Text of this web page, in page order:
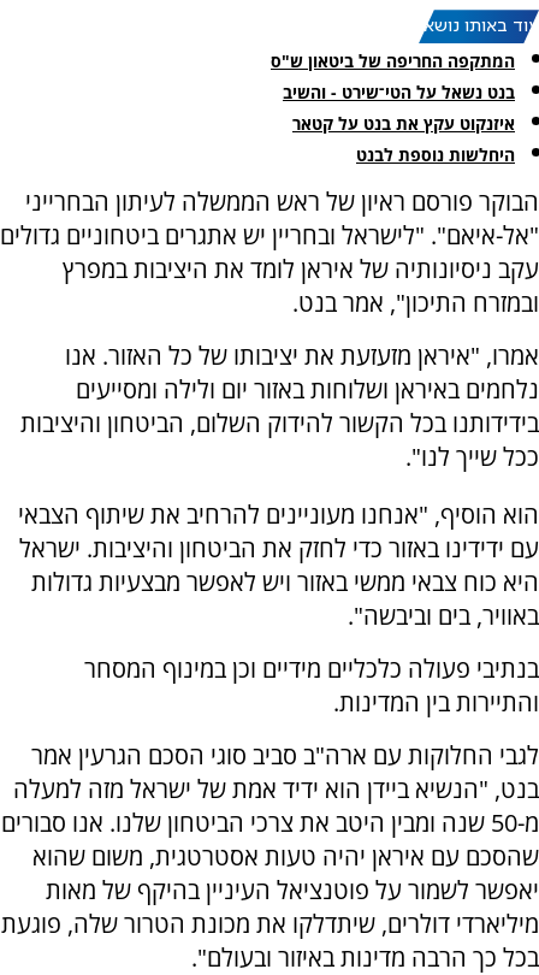
עוד באותו נושא:
המתקפה החריפה של ביטאון ש"ס
בנט נשאל על הטי־שירט - והשיב
איזנקוט עקץ את בנט על קטאר
היחלשות נוספת לבנט
הבוקר פורסם ראיון של ראש הממשלה לעיתון הבחרייני
"אל-איאם". "לישראל ובחריין יש אתגרים ביטחוניים גדולים
עקב ניסיונותיה של איראן לומד את היציבות במפרץ
ובמזרח התיכון", אמר בנט.
אמרו, "איראן מזעזעת את יציבותו של כל האזור. אנו
נלחמים באיראן ושלוחות באזור יום ולילה ומסייעים
בידידותנו בכל הקשור להידוק השלום, הביטחון והיציבות
ככל שייך לנו".
הוא הוסיף, "אנחנו מעוניינים להרחיב את שיתוף הצבאי
עם ידידינו באזור כדי לחזק את הביטחון והיציבות. ישראל
היא כוח צבאי ממשי באזור ויש לאפשר מבצעיות גדולות
באוויר, בים וביבשה".
בנתיבי פעולה כלכליים מידיים וכן במינוף המסחר
והתיירות בין המדינות.
לגבי החלוקות עם ארה"ב סביב סוגי הסכם הגרעין אמר
בנט, "הנשיא ביידן הוא ידיד אמת של ישראל מזה למעלה
מ-50 שנה ומבין היטב את צרכי הביטחון שלנו. אנו סבורים
שהסכם עם איראן יהיה טעות אסטרטגית, משום שהוא
יאפשר לשמור על פוטנציאל העיניין בהיקף של מאות
מיליארדי דולרים, שיתדלקו את מכונת הטרור שלה, פוגעת
בכל כך הרבה מדינות באיזור ובעולם".